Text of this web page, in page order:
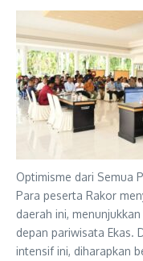
Optimisme dari Semua
Para peserta Rakor
daerah ini,
depan pariwisata Ekas.
intensif ini, diharapkan